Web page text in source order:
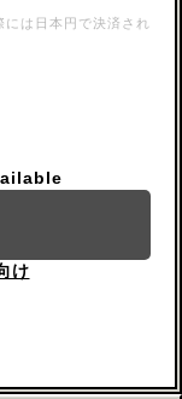
は日本円で決済され
け